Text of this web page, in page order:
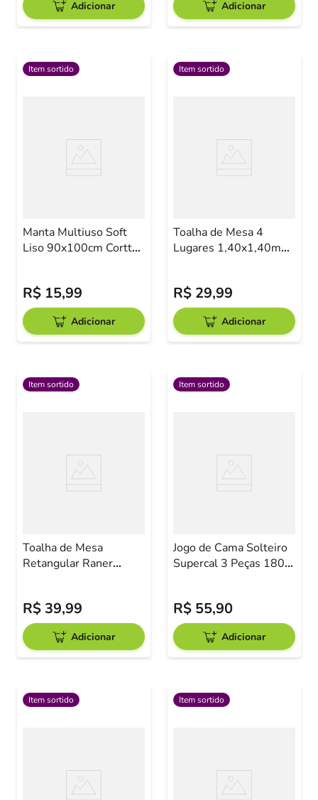
Adicionar Adicionar
Item sortido
Manta Multiuso Soft
Liso 90x100cm Corttex
R$ 15,99
Adicionar
Item sortido
Toalha de Mesa 4
Lugares 1,40x1,40m
R$ 29,99
Adicionar
Item sortido
Toalha de Mesa
Retangular Raner
R$ 39,99
Adicionar
Item sortido
Jogo de Cama Solteiro
Supercal 3 Peças 180
R$ 55,90
Adicionar
Item sortido Item sortido